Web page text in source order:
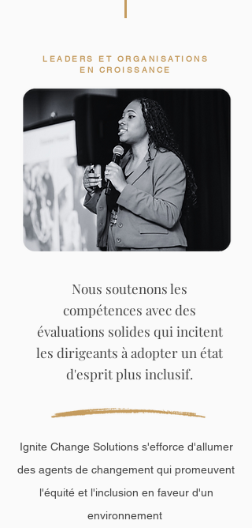
LEADERS ET ORGANISATIONS
EN CROISSANCE
Nous soutenons les
compétences avec des
évaluations solides qui incitent
les dirigeants à adopter un état
d'esprit plus inclusif.
Ignite Change Solutions s'efforce d'allumer
des agents de changement qui promeuvent
l'équité et l'inclusion en faveur d'un
environnement